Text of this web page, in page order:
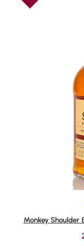
Durchschnittliche
Monkey Shoulder